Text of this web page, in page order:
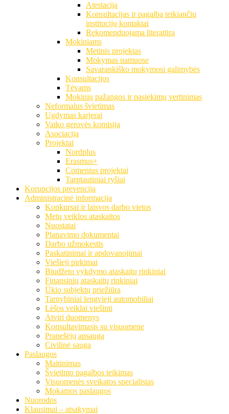
Atestacija
Konsultacijas ir pagalbą teikiančių
institucijų kontaktai
Rekomenduojama literatūra
Mokiniams
Metinis projektas
Mokymas namuose
Savarankiško mokymosi galimybės
Konsultacijos
Tėvams
Mokinių pažangos ir pasiekimų vertinimas
Neformalus švietimas
Ugdymas karjerai
Vaiko gerovės komisija
Asociacija
Projektai
Nordplus
Erasmus+
Comenius projektai
Tarptautiniai ryšiai
Korupcijos prevencija
Administracinė informacija
Konkursai ir laisvos darbo vietos
Metų veiklos ataskaitos
Nuostatai
Planavimo dokumentai
Darbo užmokestis
Paskatinimai ir apdovanojimai
Viešieji pirkimai
Biudžeto vykdymo ataskaitų rinkiniai
Finansinių ataskaitų rinkiniai
Ūkio subjektų priežiūra
Tarnybiniai lengvieji automobiliai
Lėšos veiklai viešinti
Atviri duomenys
Konsultavimasis su visuomene
Pranešėjų apsauga
Civilinė sauga
Paslaugos
Maitinimas
Švietimo pagalbos teikimas
Visuomenės sveikatos specialistas
Mokamos paslaugos
Nuorodos
Klausimai – atsakymai